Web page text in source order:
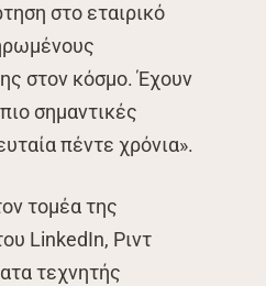
στο εταιρικό
στον κόσμο. Έχουν
σημαντικές
πέντε χρόνια».
τομέα της
LinkedIn, Ριντ
τεχνητής